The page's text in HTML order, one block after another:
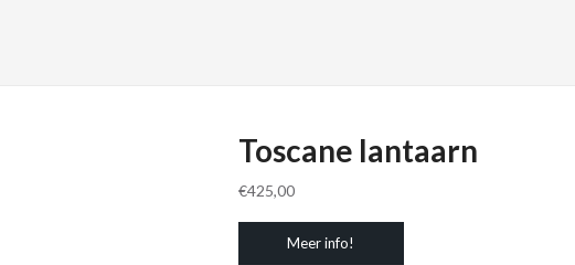
Toscane lantaarn
€425,00
Meer info!